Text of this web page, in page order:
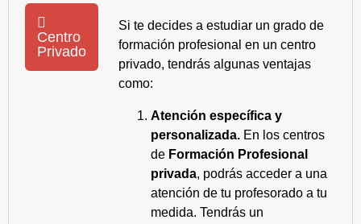
Centro
Privado
Si te decides a estudiar un grado de
formación profesional en un centro
privado, tendrás algunas ventajas
como:
Atención específica y
personalizada. En los centros
de Formación Profesional
privada, podrás acceder a una
atención de tu profesorado a tu
medida. Tendrás un